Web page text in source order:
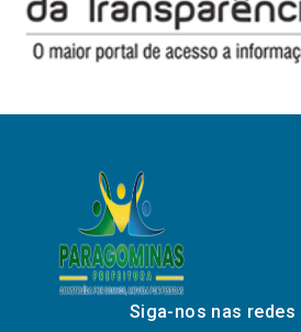
Siga-nos nas